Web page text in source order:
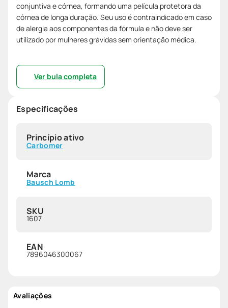
conjuntiva e córnea, formando uma película protetora da
córnea de longa duração. Seu uso é contraindicado em caso
de alergia aos componentes da fórmula e não deve ser
utilizado por mulheres grávidas sem orientação médica.
Ver bula completa
Especificações
Princípio ativo
Carbomer
Marca
Bausch Lomb
SKU
1607
EAN
7896046300067
Avaliações